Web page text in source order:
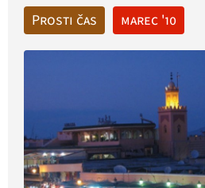
Prosti čas marec '10